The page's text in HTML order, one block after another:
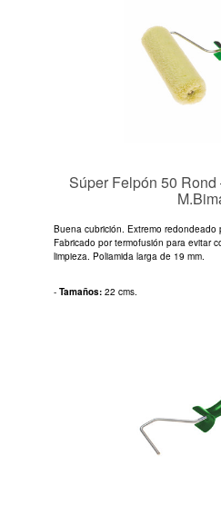
Súper Felpón 50 Rond
Buena cubrición. Extremo redondeado
Fabricado por termofusión para evitar
limpieza. Poliamida larga de 19 mm.
- Tamaños: 22 cms.